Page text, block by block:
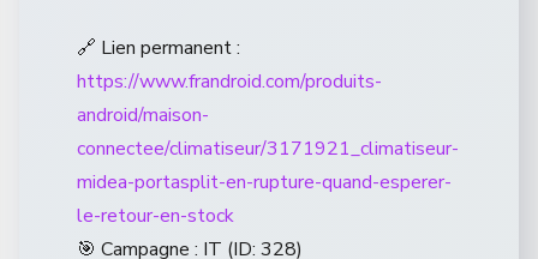
🔗 Lien permanent :
https://www.frandroid.com/produits-
android/maison-
connectee/climatiseur/3171921_climatiseur-
midea-portasplit-en-rupture-quand-esperer-
le-retour-en-stock
🎯 Campagne : IT (ID: 328)